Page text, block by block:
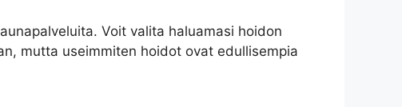
Voit valita haluamasi hoidon
mutta useimmiten hoidot ovat edullisempia